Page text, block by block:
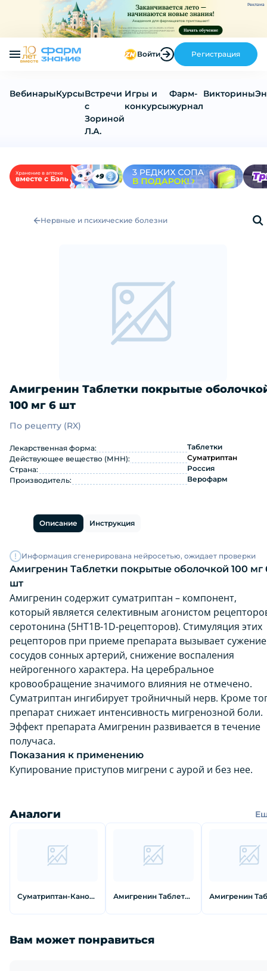
Реклама
Войти Регистрация
ВебинарыКурсыВстречи
с
Зориной
Л.А.
Игры и
конкурсы
Фарм-
журнал
Викторины
Нервные и психические болезни
Амигренин Таблетки покрытые
100 мг 6 шт
Амигренин Таблетки покрытые
По рецепту (RX)
Лекарственная форма:
Таблетки
Действующее вещество (МНН):
Суматриптан
Страна:
Россия
Производитель:
Верофарм
Описание Инструкция
Информация сгенерирована нейросетью, ожидает проверки
Амигренин Таблетки покрытые оболочкой 100 мг
шт
Амигренин содержит суматриптан – компонент,
который является селективным агонистом
серотонина (5HT1B-1D-рецепторов). Стимуляция этих
рецепторов при приеме препарата вызывает сужение
сосудов сонных артерий, снижение воспаления
нейрогенного характера. На церебральное
кровообращение значимого влияния не отмечено.
Суматриптан ингибирует тройничный нерв. Кроме
препарат снижает интенсивность мигренозной боли.
Эффект препарата Амигренин развивается в течение
получаса.
Показания к применению
Купирование приступов мигрени с аурой и без нее.
Аналоги
Суматриптан-Канон Таблетки 100 мг 10 шт Амигренин Таблетки покрытые пленочной оболочкой 50 мг 10 шт
Вам может понравиться